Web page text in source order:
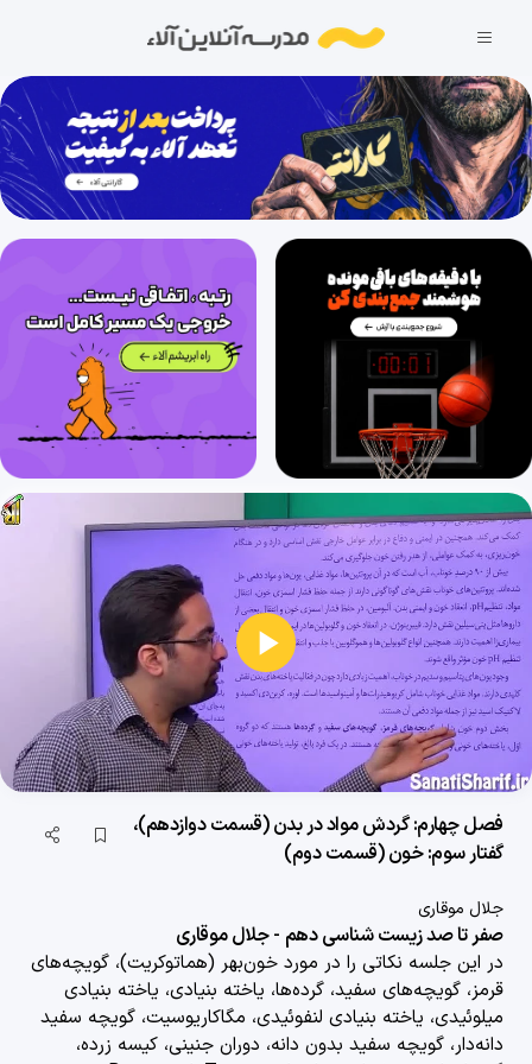
پخش
ویدیو
فصل چهارم: گردش مواد در بدن (قسمت دوازدهم)،
گفتار سوم: خون (قسمت دوم)
جلال موقاری
صفر تا صد زیست شناسی دهم - جلال موقاری
در این جلسه نکاتی را در مورد خون‌بهر (هماتوکریت)، گویچه‌های
قرمز، گویچه‌های سفید، گرده‌ها، یاخته بنیادی، یاخته بنیادی
میلوئیدی، یاخته بنیادی لنفوئیدی، مگاکاریوسیت، گویچه سفید
دانه‌دار، گویچه سفید بدون دانه، دوران جنینی، کیسه زرده،
34 دقیقه
17 دقیقه 1404/11/27
فصل سوم: تبادل های گازی (قسمت چهارم)، گفتار دوم: تهویه ششی (قسمت اول)
28 دقیقه
1404/11/27
فصل سوم: تبادل های گازی (قسمت ششم)،گفتار دوم: تهویه ششی (قسمت سوم)
22 دقیقه 1404/11/27
33 دقیقه
29 دقیقه 1404/11/27
فصل چهارم: گردش مواد در بدن (قسمت دوم)، گفتار اول: قلب (قسمت دوم)
23 دقیقه 1404/11/27
فصل چهارم: گردش مواد در بدن (قسمت سوم)، گفتار اول: قلب (قسمت سوم)
31 دقیقه 1404/11/27
27 دقیقه 1404/11/27
فصل چهارم: گردش مواد در بدن (قسمت ششم)،گفتار دوم: رگ ها (قسمت دوم)